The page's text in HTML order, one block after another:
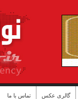
گالری عکس تماس با ما